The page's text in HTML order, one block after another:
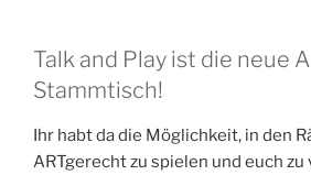
Talk and Play ist die neue
Stammtisch!
Ihr habt da die Möglichkeit, in den
ARTgerecht zu spielen und euch zu